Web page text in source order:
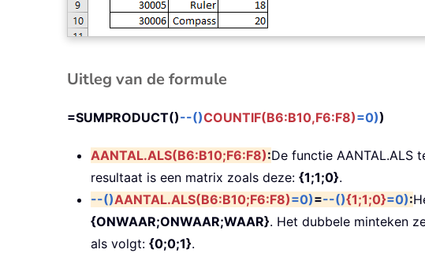
Uitleg van de formule
=SUMPRODUCT()--()COUNTIF(B6:B10,F6:F8)=0))
AANTAL.ALS(B6:B10;F6:F8):De functie AANTAL.ALS
resultaat is een matrix zoals deze: {1;1;0}.
--()AANTAL.ALS(B6:B10;F6:F8)=0)=--(){1;1;0}=0):
{ONWAAR;ONWAAR;WAAR}. Het dubbele minteken
als volgt: {0;0;1}.